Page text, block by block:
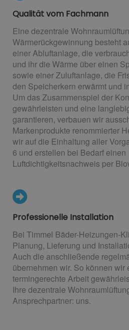
Qualität vom Fachmann
Eine dezentrale
Wärmerückgewinnung besteht
einer Abluftanlage, die
und ihr die Wärme über einen
sowie einer Zuluftanlage, die
den Speicherkern erwärmt und
Um das Zusammenspiel der
gewährleisten und eine
garantieren, verbauen wir
Markenprodukte renommierter
wir auf die Einhaltung aller
6 und erstellen bei Bedarf einen
Luftdichtigkeitsnachweis per
Professionelle Installation
Bei Timmel Bäder-Heizungen-
Planung, Lieferung und
Auch die anschließende
übernehmen wir. So können wir
termingerechte Arbeit
Ihre dezentrale
Ansprechpartner: uns.